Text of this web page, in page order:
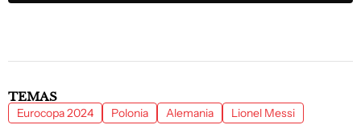
TEMAS
Eurocopa 2024 Polonia Alemania Lionel Messi